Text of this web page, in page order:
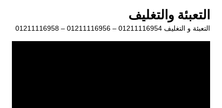
المحتوى
التعبئة والتغليف
التعبئة و التغليف 01211116954 – 01211116956 – 01211116958